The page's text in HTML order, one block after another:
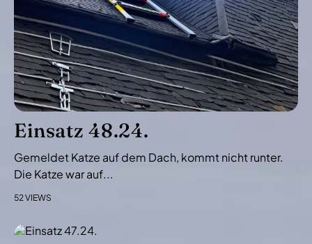
v
i
g
a
t
i
n
Einsatz 48.24.
Gemeldet Katze auf dem Dach, kommt nicht runter.
Die Katze war auf...
52 VIEWS